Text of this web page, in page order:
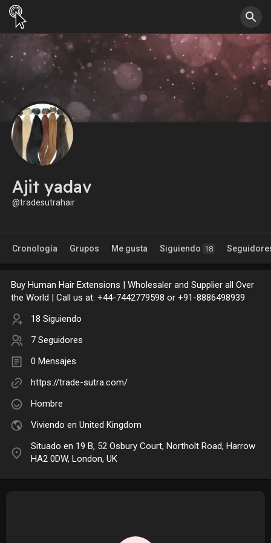
Ajit yadav
@tradesutrahair
Cronología Grupos Me gusta Siguiendo 18
Buy Human Hair Extensions | Wholesaler and Supplier all Over
the World | Call us at: +44-7442779598 or +91-8886498939
18 Siguiendo
7 Seguidores
0 Mensajes
https://trade-sutra.com/
Hombre
Viviendo en United Kingdom
Situado en 19 B, 52 Osbury Court, Northolt Road, Harrow
HA2 0DW, London, UK